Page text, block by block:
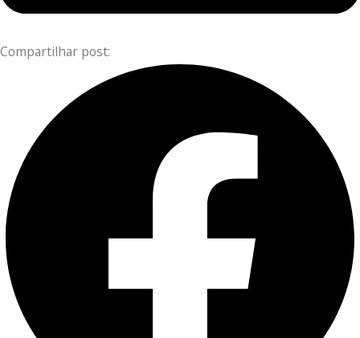
Compartilhar post: